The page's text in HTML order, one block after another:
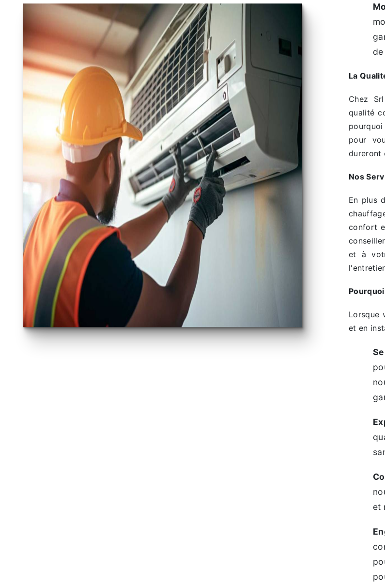
La
Chez
qualité
pour
dureront
Nos
En plus
confort
et à
Lorsque
et en
et